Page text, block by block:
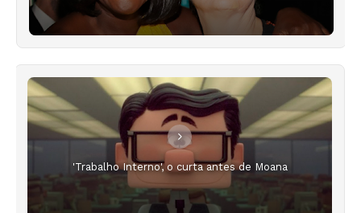
'Trabalho Interno', o curta antes de Moana